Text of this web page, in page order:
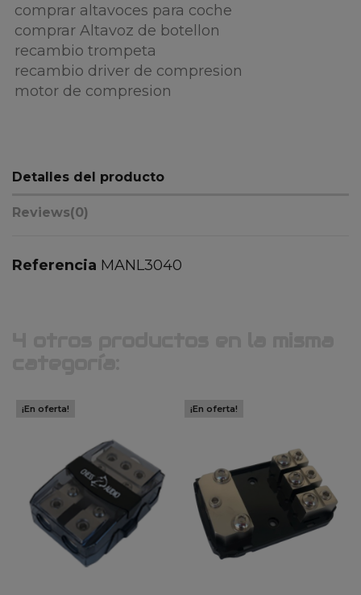
comprar altavoces para coche
comprar Altavoz de botellon
recambio trompeta
recambio driver de compresion
motor de compresion
Detalles del producto
Reviews(0)
Referencia MANL3040
¡En oferta! ¡En oferta!